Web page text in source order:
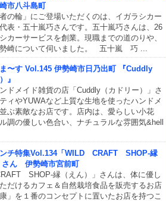
市八斗島町
の輪」にご登場いただくのは、イガラシカー
表・五十嵐巧さんです。五十嵐巧さんは、26
カーサービスを創業。現職までの道のりや、
崎について伺いました。 五十嵐 巧 ...
〜す Vol.145 伊勢崎市日乃出町 『Cuddly
』
ドメイド雑貨の店「Cuddly（カドリー）」さ
ィやYUWAなど上質な生地を使ったハンドメ
ぶ素敵なお店です。店内は、愛らしい小花
調の優しい色合い、ナチュラルな雰囲気&hell
チ特集Vol.134「WILD CRAFT SHOP‐縁
さん 伊勢崎市宮前町
SHOP‐縁（えん）」さんは、体に優し
だけるカフェ＆自然栽培食品を販売するお店
」を１番のコンセプトに置いたお店を持つこ